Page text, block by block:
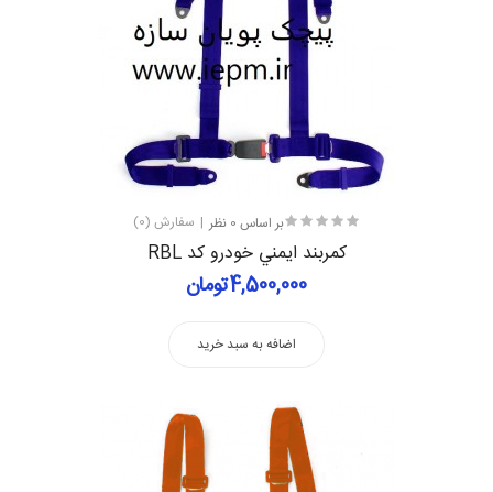
بر اساس 0 نظر سفارش (0)
كمربند ايمني خودرو کد RBL
4,500,000تومان
اضافه به سبد خرید